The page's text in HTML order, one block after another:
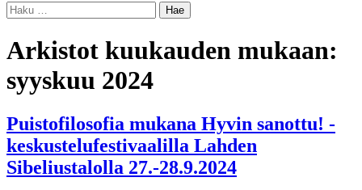
Haku:
Arkistot kuukauden mukaan:
syyskuu 2024
Puistofilosofia mukana Hyvin sanottu! -
keskustelufestivaalilla Lahden
Sibeliustalolla 27.-28.9.2024